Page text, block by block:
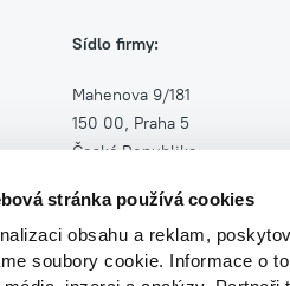
stránka používá cookies
obsahu a reklam,
soubory cookie. Informace o
Sídlo firmy:
Mahenova 9/181
150 00, Praha 5
Česká Republika
IČ: 26454327
DIČ: CZ26454327